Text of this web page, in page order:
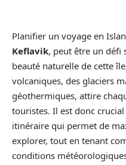
Planifier un voyage en
Keflavik, peut être un défi
beauté naturelle de cette
volcaniques, des glaciers
géothermiques, attire
touristes. Il est donc
itinéraire qui permet de
explorer, tout en tenant
conditions